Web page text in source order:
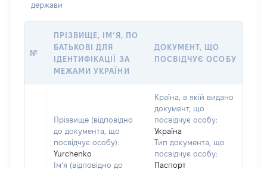
держави
№
ПРІЗВИЩЕ, ІМ’Я, ПО
БАТЬКОВІ ДЛЯ
ІДЕНТИФІКАЦІЇ ЗА
МЕЖАМИ УКРАЇНИ
ДОКУМЕНТ, ЩО
ПОСВІДЧУЄ ОСОБУ
Прізвище (відповідно
до документа, що
посвідчує особу):
Yurchenko
Ім’я (відповідно до
Країна, в якій видано
документ, що
посвідчує особу:
Україна
Тип документа, що
посвідчує особу:
Паспорт